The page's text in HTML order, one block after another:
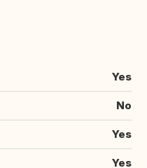
Yes
No
Yes
Yes